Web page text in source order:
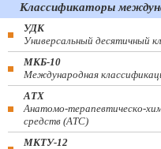
Классификаторы
УДК
Универсальный десятичный
МКБ-10
Международная
АТХ
Анатомо-терапевтическо-
средств (ATC)
МКТУ-12